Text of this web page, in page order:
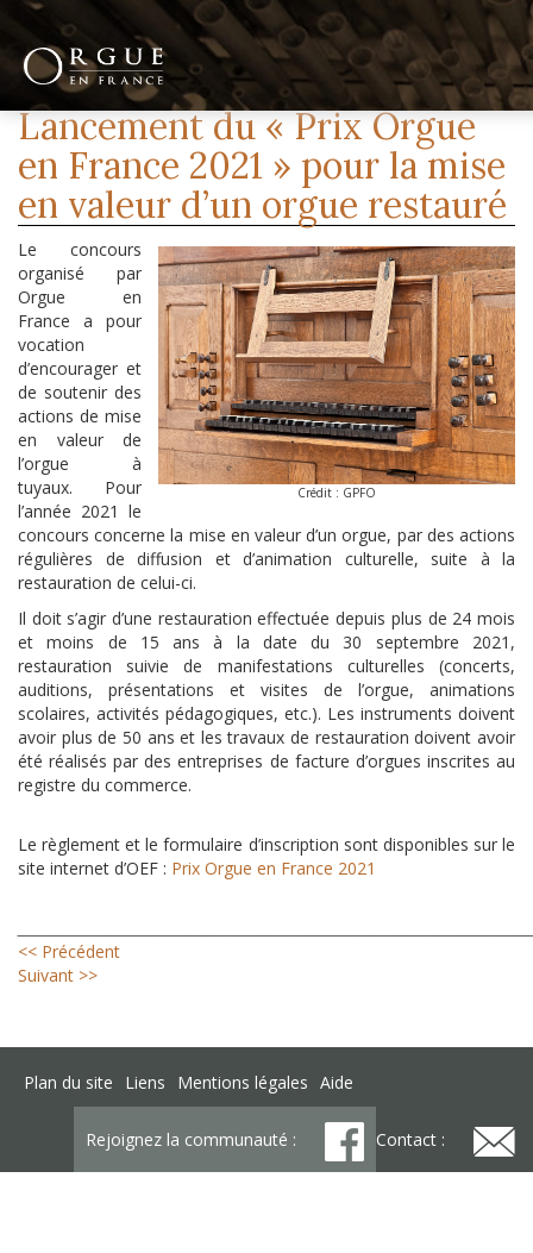
Lancement du « Prix Orgue
en France 2021 » pour la mise
en valeur d’un orgue restauré
Crédit : GPFO
Le concours
organisé par
Orgue en
France a pour
vocation
d’encourager et
de soutenir des
actions de mise
en valeur de
l’orgue à
tuyaux. Pour
l’année 2021 le
concours concerne la mise en valeur d’un orgue, par des actions
régulières de diffusion et d’animation culturelle, suite à la
restauration de celui-ci.
Il doit s’agir d’une restauration effectuée depuis plus de 24 mois
et moins de 15 ans à la date du 30 septembre 2021,
restauration suivie de manifestations culturelles (concerts,
auditions, présentations et visites de l’orgue, animations
scolaires, activités pédagogiques, etc.). Les instruments doivent
avoir plus de 50 ans et les travaux de restauration doivent avoir
été réalisés par des entreprises de facture d’orgues inscrites au
registre du commerce.
Le règlement et le formulaire d’inscription sont disponibles sur le
site internet d’OEF : Prix Orgue en France 2021
<< Précédent
Suivant >>
Plan du site Liens Mentions légales Aide
Rejoignez la communauté : Contact :